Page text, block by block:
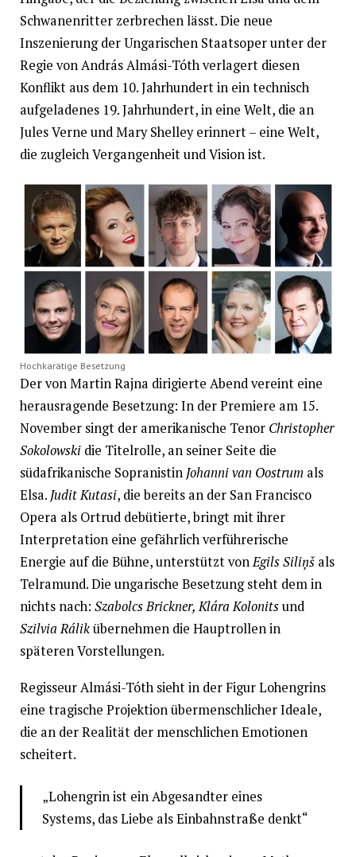
Schwanenritter zerbrechen lässt. Die neue
Inszenierung der Ungarischen Staatsoper unter der
Regie von András Almási-Tóth verlagert diesen
Konflikt aus dem 10. Jahrhundert in ein technisch
aufgeladenes 19. Jahrhundert, in eine Welt, die an
Jules Verne und Mary Shelley erinnert – eine Welt,
die zugleich Vergangenheit und Vision ist.
Hochkarätige Besetzung
Der von Martin Rajna dirigierte Abend vereint eine
herausragende Besetzung: In der Premiere am 15.
November singt der amerikanische Tenor Christopher
Sokolowski die Titelrolle, an seiner Seite die
südafrikanische Sopranistin Johanni van Oostrumals
Elsa. Judit Kutasi, die bereits an der San Francisco
Opera als Ortrud debütierte, bringt mit ihrer
Interpretation eine gefährlich verführerische
Energie auf die Bühne, unterstützt vonEgils Siliņšals
Telramund. Die ungarische Besetzung steht dem in
nichts nach: Szabolcs Brickner, Klára Kolonitsund
Szilvia Rálikübernehmen die Hauptrollen in
späteren Vorstellungen.
Regisseur Almási-Tóth sieht in der Figur Lohengrins
eine tragische Projektion übermenschlicher Ideale,
die an der Realität der menschlichen Emotionen
scheitert.
„Lohengrin ist ein Abgesandter eines
Systems, das Liebe als Einbahnstraße denkt“